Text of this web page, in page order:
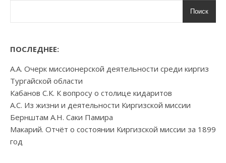
Поиск
ПОСЛЕДНЕЕ:
А.А. Очерк миссионерской деятельности среди киргиз
Тургайской области
Кабанов С.К. К вопросу о столице кидаритов
А.С. Из жизни и деятельности Киргизской миссии
Бернштам А.Н. Саки Памира
Макарий. Отчёт о состоянии Киргизской миссии за 1899
год